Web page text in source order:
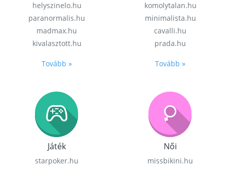
helyszinelo.hu
paranormalis.hu
madmax.hu
kivalasztott.hu
Tovább »
komolytalan.hu
minimalista.hu
cavalli.hu
prada.hu
Tovább »
Játék
starpoker.hu
Női
missbikini.hu